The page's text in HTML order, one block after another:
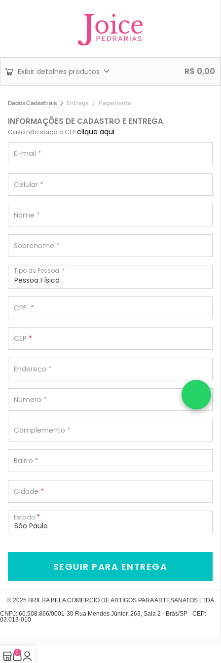
Exibir detalhes produtos R$ 0,00
Dados Cadastrais Entrega Pagamento
INFORMAÇÕES DE CADASTRO E ENTREGA
Caso não saiba o CEPclique aqui
E-mail *
Celular *
Nome *
Sobrenome *
Tipo de Pessoa *
Pessoa Física
CPF *
CEP *
Endereço *
Número *
Complemento *
Bairro *
Cidade *
Estado *
São Paulo
SEGUIR PARA ENTREGA
© 2025 BRILHA BELA COMERCIO DE ARTIGOS PARA ARTESANATOS LTDA
CNPJ: 60.508.866/0001-30 Rua Mendes Júnior, 263, Sala 2 - Brás/SP - CEP:
03.013-010
0